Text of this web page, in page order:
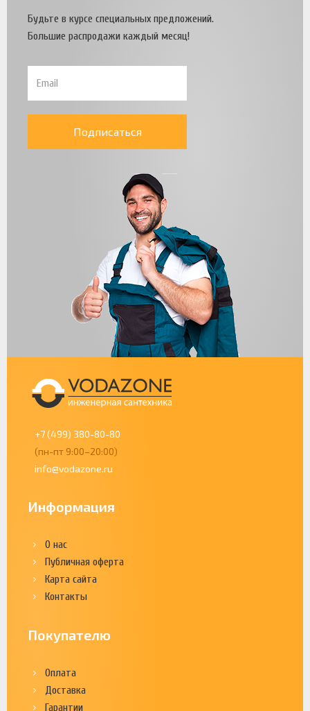
Будьте в курсе специальных предложений.
Большие распродажи каждый месяц!
Подписаться
+7 (499) 380-80-80
(пн-пт 9:00–20:00)
info@vodazone.ru
Информация
О нас
Публичная оферта
Карта сайта
Контакты
Покупателю
Оплата
Доставка
Гарантии